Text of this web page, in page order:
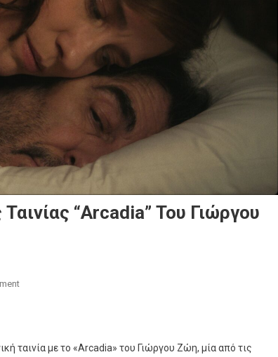
“Arcadia” Του Γιώργου
On
Συμπαραγωγός
ταινία με το «Arcadia» του Γιώργου Ζώη, μία από τις